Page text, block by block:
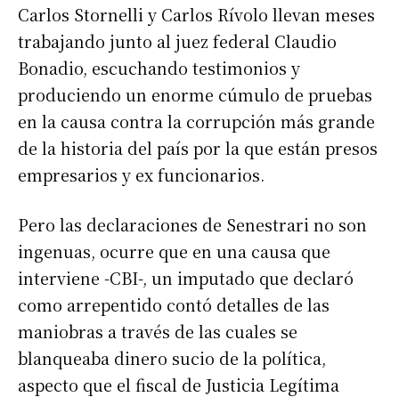
Carlos Stornelli y Carlos Rívolo llevan meses
trabajando junto al juez federal Claudio
Bonadio, escuchando testimonios y
produciendo un enorme cúmulo de pruebas
en la causa contra la corrupción más grande
de la historia del país por la que están presos
empresarios y ex funcionarios.
Pero las declaraciones de Senestrari no son
ingenuas, ocurre que en una causa que
interviene -CBI-, un imputado que declaró
como arrepentido contó detalles de las
maniobras a través de las cuales se
blanqueaba dinero sucio de la política,
aspecto que el fiscal de Justicia Legítima